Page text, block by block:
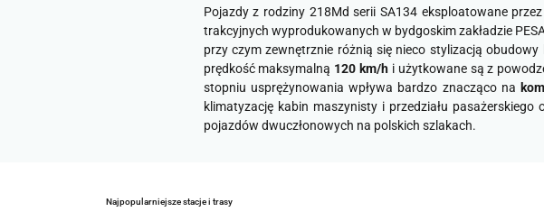
Pojazdy z rodziny 218Md serii SA134 eksploatowane
trakcyjnych wyprodukowanych w bydgoskim zakładzie
przy czym zewnętrznie różnią się nieco stylizacją
prędkość maksymalną 120 km/h i użytkowane są z
stopniu usprężynowania wpływa bardzo znacząco na
klimatyzację kabin maszynisty i przedziału
pojazdów dwuczłonowych na polskich szlakach.
Najpopularniejsze stacje i trasy